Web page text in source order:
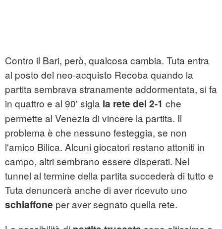
Contro il Bari, però, qualcosa cambia. Tuta entra
al posto del neo-acquisto Recoba quando la
partita sembrava stranamente addormentata, si fa
in quattro e al 90' sigla la rete del 2-1 che
permette al Venezia di vincere la partita. Il
problema è che nessuno festeggia, se non
l'amico Bilica. Alcuni giocatori restano attoniti in
campo, altri sembrano essere disperati. Nel
tunnel al termine della partita succederà di tutto e
Tuta denuncerà anche di aver ricevuto uno
schiaffone per aver segnato quella rete.